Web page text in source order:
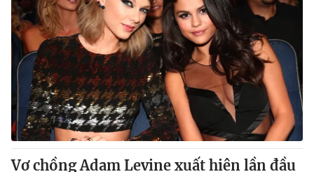
Vợ chồng Adam Levine xuất hiện lần đầu